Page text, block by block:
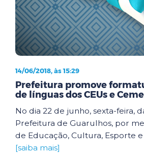
14/06/2018, às 15:29
Prefeitura promove
de línguas dos CEUs e
No dia 22 de junho, sexta-feira,
Prefeitura de Guarulhos, por
de Educação, Cultura, Esporte e
[saiba mais]